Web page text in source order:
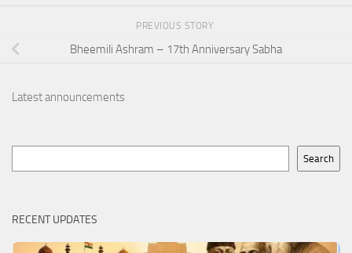
PREVIOUS STORY
Bheemili Ashram – 17th Anniversary Sabha
Latest announcements
Search
RECENT UPDATES